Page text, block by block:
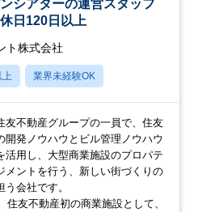
シアターの運営スタッフ
⽇120⽇以上
ト株式会社
業界未経験OK
友不動産グループの⼀員で、住友
開発ノウハウとビル管理ノウハウ
活⽤し、⼤型商業施設のプロパテ
メントを⾏う、新しい街づくりの
う会社です。
住友不動産初の商業施設として、